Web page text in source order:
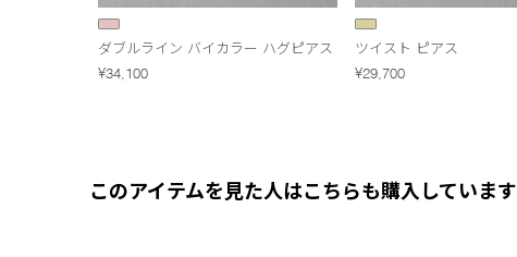
ダブルライン バイカラー ハグピアス
¥34,100
ツイスト ピアス
¥29,700
このアイテムを見た人はこちらも購入しています